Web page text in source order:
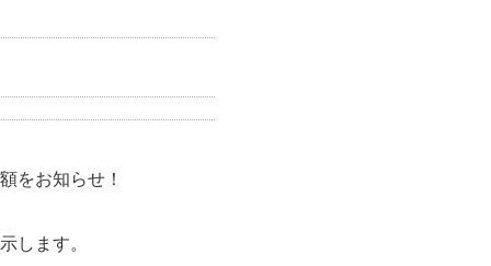
をお知らせ！
します。